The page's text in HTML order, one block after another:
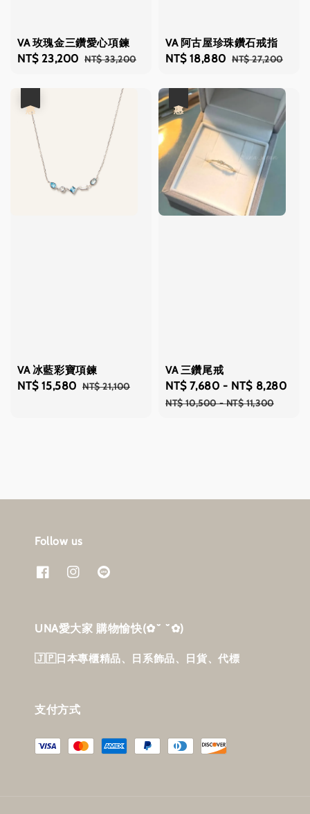
VA 玫瑰金三鑽愛心項鍊
Sale
NT$ 23,200 Regular
NT$ 33,200
VA 阿古屋珍珠鑽石戒指
Sale
NT$ 18,880 Regular
NT$ 27,200
VA 冰藍彩寶項鍊
Sale
NT$ 15,580 Regular
NT$ 21,100
VA 三鑽尾戒
Sale
price
NT$ 7,680 - NT$ 8,280
NT$ 10,500-NT$ 11,300
Follow us
UNA愛大家 購物愉快‎(✿˘ ˘✿)
🇯🇵日本專櫃精品、日系飾品、日貨、代標
支付方式